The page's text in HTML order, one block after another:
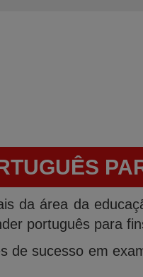
da área da
português para
de sucesso em